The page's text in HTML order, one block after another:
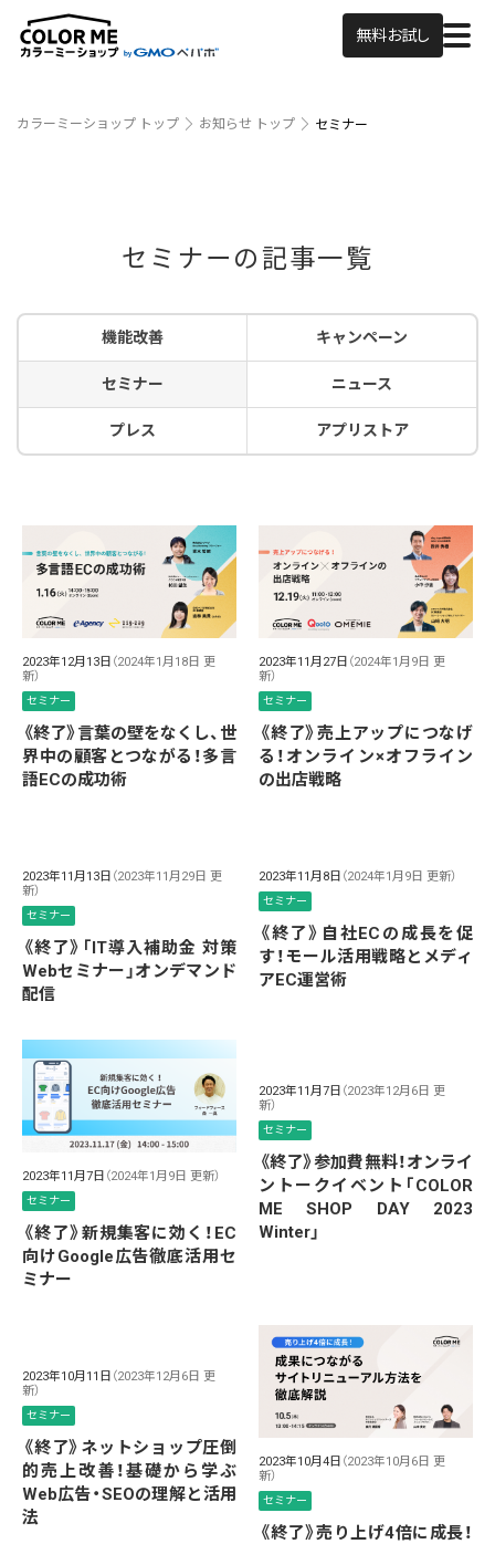
無料お試し
カラーミーショップ トップ お知らせ トップ セミナー
セミナーの記事一覧
機能改善 キャンペーン
セミナー ニュース
プレス アプリストア
2023年12月13日 （2024年1月18日 更
新）
セミナー
《終了》言葉の壁をなくし、世
界中の顧客とつながる！多言
語ECの成功術
2023年11月27日 （2024年1月9日 更
新）
セミナー
《終了》売上アップにつなげ
る！オンライン×オフライン
の出店戦略
2023年11月13日 （2023年11月29日 更
新）
セミナー
《終了》「IT導入補助金 対策
Webセミナー」オンデマンド
配信
2023年11月8日 （2024年1月9日 更新）
セミナー
《終了》自社ECの成長を促
す！モール活用戦略とメディ
アEC運営術
2023年11月7日 （2024年1月9日 更新）
セミナー
《終了》新規集客に効く！EC
向けGoogle広告徹底活用セ
ミナー
2023年11月7日 （2023年12月6日 更
新）
セミナー
《終了》参加費無料！オンライ
ントークイベント「COLOR
ME SHOP DAY 2023
Winter」
2023年10月11日 （2023年12月6日 更
新）
セミナー
《終了》ネットショップ圧倒
的売上改善！基礎から学ぶ
Web広告・SEOの理解と活用
法
2023年10月4日 （2023年10月6日 更
新）
セミナー
《終了》売り上げ4倍に成長！